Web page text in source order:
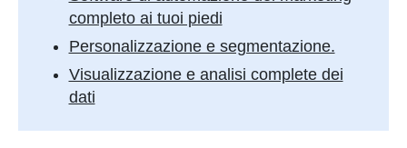
completo ai tuoi piedi
Personalizzazione e segmentazione.
Visualizzazione e analisi complete dei
dati